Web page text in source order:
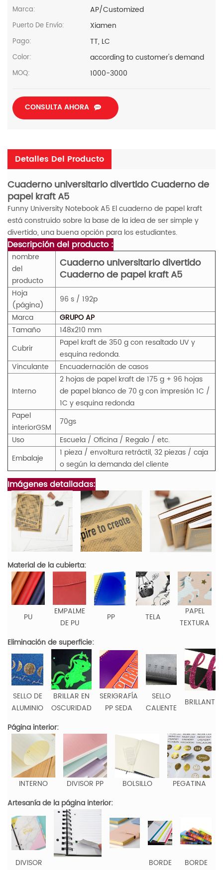
Marca: AP/Customized
Puerto De Envío: Xiamen
Pago: TT, LC
Color: according to customer's demand
MOQ: 1000-3000
CONSULTA AHORA
Detalles Del Producto
Cuaderno universitario divertido Cuaderno de
papel kraft A5
Funny University Notebook A5 El cuaderno de papel kraft
está construido sobre la base de la idea de ser simple y
divertido, una buena opción para los estudiantes.
Descripción del producto :
nombre
del
producto
Cuaderno universitario divertido
Cuaderno de papel kraft A5
Hoja
(página)
96 s / 192p
Marca
GRUPO AP
Tamaño
148x210 mm
Cubrir
Papel kraft de 350 g con resaltado UV y
esquina redonda.
Vinculante
Encuadernación de casos
Interno
2 hojas de papel kraft de 175 g + 96 hojas
de papel blanco de 70 g con impresión 1C /
1C y esquina redonda
Papel
interiorGSM
70gs
Uso
Escuela / Oficina / Regalo / etc.
Embalaje
1 pieza / envoltura retráctil, 32 piezas / caja
o según la demanda del cliente
Imágenes detalladas:
Material de la cubierta:
PU
EMPALME
DE PU
PP TELA
PAPEL
TEXTURA
Eliminación de superficie:
SELLO DE
ALUMINIO
BRILLAR EN
OSCURIDAD
SERIGRAFÍA
PP SEDA
SELLO
CALIENTE
Página interior:
INTERNO DIVISOR PP BOLSILLO
PEGATINA
Artesanía de la página interior:
DIVISOR
BORDE
BORDE